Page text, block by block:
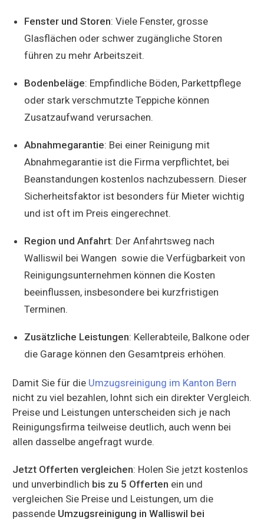
Fenster und Storen: Viele Fenster, grosse
Glasflächen oder schwer zugängliche Storen
führen zu mehr Arbeitszeit.
Bodenbeläge: Empfindliche Böden, Parkettpflege
oder stark verschmutzte Teppiche können
Zusatzaufwand verursachen.
Abnahmegarantie: Bei einer Reinigung mit
Abnahmegarantie ist die Firma verpflichtet, bei
Beanstandungen kostenlos nachzubessern. Dieser
Sicherheitsfaktor ist besonders für Mieter wichtig
und ist oft im Preis eingerechnet.
Region und Anfahrt: Der Anfahrtsweg nach
Walliswil bei Wangen sowie die Verfügbarkeit von
Reinigungsunternehmen können die Kosten
beeinflussen, insbesondere bei kurzfristigen
Terminen.
Zusätzliche Leistungen: Kellerabteile, Balkone oder
die Garage können den Gesamtpreis erhöhen.
Damit Sie für die Umzugsreinigung im Kanton Bern
nicht zu viel bezahlen, lohnt sich ein direkter Vergleich.
Preise und Leistungen unterscheiden sich je nach
Reinigungsfirma teilweise deutlich, auch wenn bei
allen dasselbe angefragt wurde.
Jetzt Offerten vergleichen: Holen Sie jetzt kostenlos
und unverbindlich bis zu 5 Offerten ein und
vergleichen Sie Preise und Leistungen, um die
passende Umzugsreinigung in Walliswil bei